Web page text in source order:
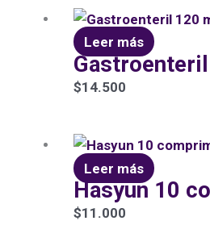
Leer más
$14.500
Leer más
Hasyun 10
$11.000